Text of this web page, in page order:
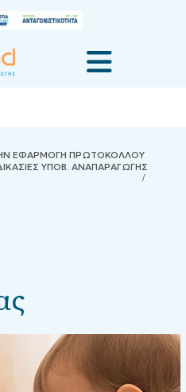
ΕΦΑΡΜΟΓΗ ΠΡΩΤΟΚΟΛΛΟΥ
ΥΠΟΒ. ΑΝΑΠΑΡΑΓΩΓΗΣ